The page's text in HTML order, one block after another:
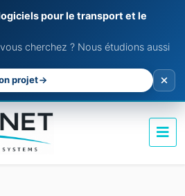
pour le transport et le
cherchez ? Nous étudions aussi
projet